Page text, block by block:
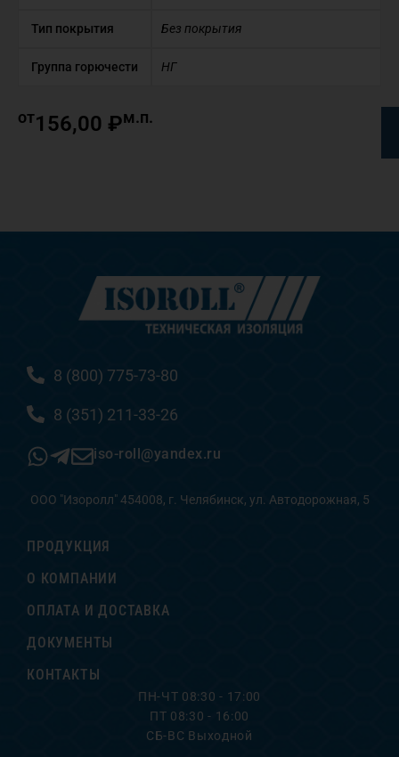
Тип покрытия Без покрытия
Группа горючести НГ
от156,00 ₽м.п.
8 (800) 775-73-80
8 (351) 211-33-26
iso-roll@yandex.ru
ООО "Изоролл" 454008, г. Челябинск, ул. Автодорожная, 5
ПРОДУКЦИЯ
О КОМПАНИИ
ОПЛАТА И ДОСТАВКА
ДОКУМЕНТЫ
КОНТАКТЫ
ПН-ЧТ 08:30 - 17:00
ПТ 08:30 - 16:00
СБ-ВС Выходной